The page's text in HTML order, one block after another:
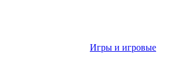
Игры и игровые